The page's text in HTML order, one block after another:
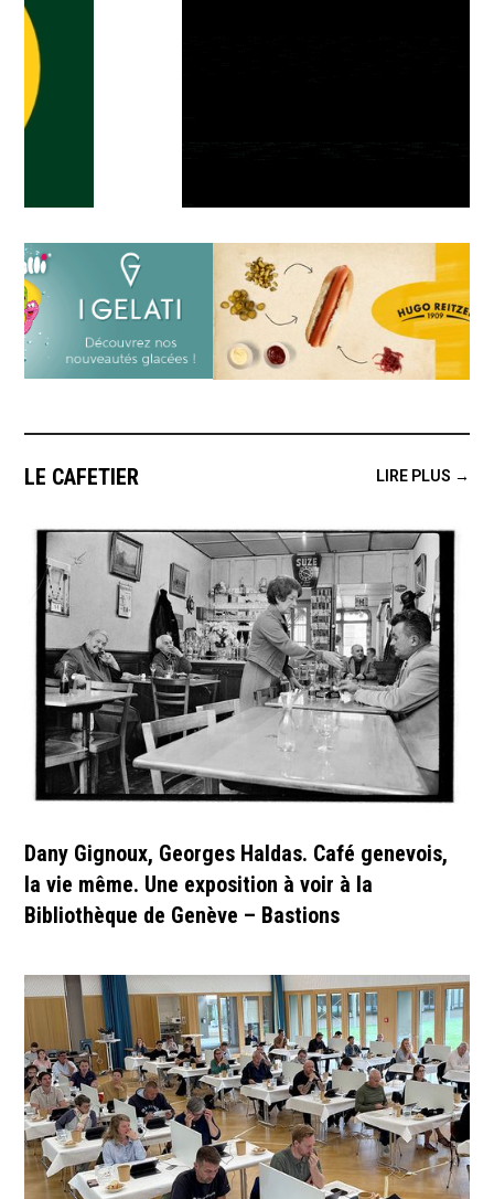
LE CAFETIER LIRE PLUS →
Dany Gignoux, Georges Haldas. Café genevois,
la vie même. Une exposition à voir à la
Bibliothèque de Genève – Bastions